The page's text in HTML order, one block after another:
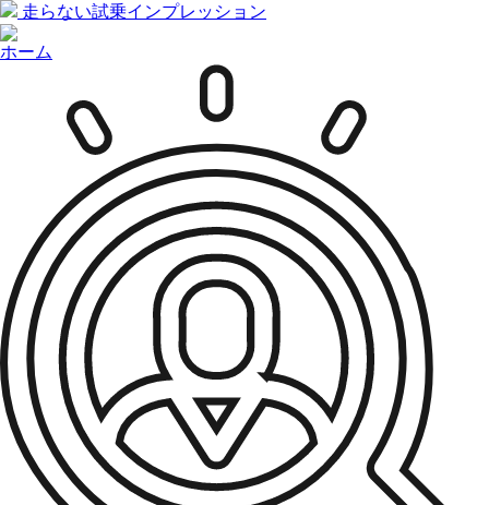
走らない試乗インプレッション
ホーム